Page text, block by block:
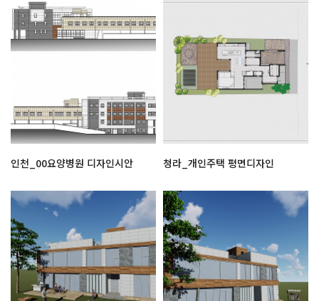
인천_00요양병원 디자인시안 청라_개인주택 평면디자인